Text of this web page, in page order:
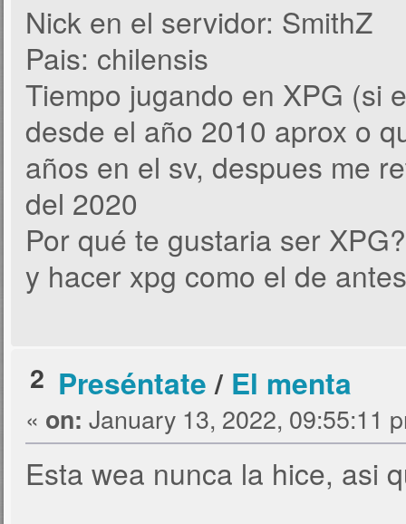
Nick en el servidor: SmithZ
Pais: chilensis
Tiempo jugando en XPG (si
desde el año 2010 aprox o
años en el sv, despues me
del 2020
Por qué te gustaria ser
y hacer xpg como el de
2 Preséntate/ El menta
« on: January 13, 2022, 09:55:11
Esta wea nunca la hice, asi